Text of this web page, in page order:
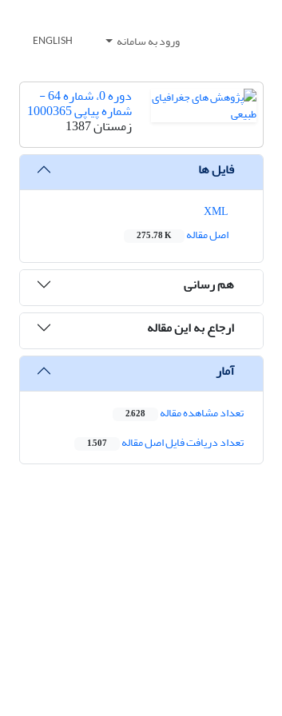
ورود به سامانه ENGLISH
دوره 0، شماره 64 -
شماره پیاپی 1000365
زمستان 1387
فایل ها
اصل مقاله
275.78 K
هم رسانی
ارجاع به این مقاله
آمار
تعداد مشاهده مقاله 2,628
تعداد دریافت فایل اصل مقاله 1,507